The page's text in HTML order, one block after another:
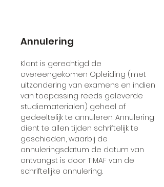
Annulering
Klant is gerechtigd de
overeengekomen Opleiding (met
uitzondering van examens en indien
van toepassing reeds geleverde
studiematerialen) geheel of
gedeeltelijk te annuleren. Annulering
dient te allen tijden schriftelijk te
geschieden, waarbij de
annuleringsdatum de datum van
ontvangst is door TIMAF van de
schriftelijke annulering.